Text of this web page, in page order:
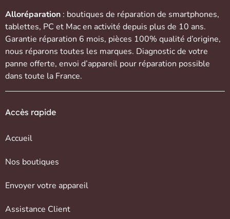
Alloréparation : boutiques de réparation de smartphones,
tablettes, PC et Macen activité depuis plus de 10 ans.
Garantie réparation 6 mois, pièces 100% qualité d’origine,
nous réparons toutes les marques. Diagnostic de votre
panne offerte, envoi d’appareil pour réparation possible
dans toute la France.
Accès rapide
Accueil
Nos boutiques
Envoyer votre appareil
Assistance Client